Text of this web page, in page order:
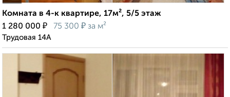
Комната в 4-к квартире, 17м², 5/5 этаж
1 280 000 ₽ 75 300 ₽ за м²
Трудовая 14А